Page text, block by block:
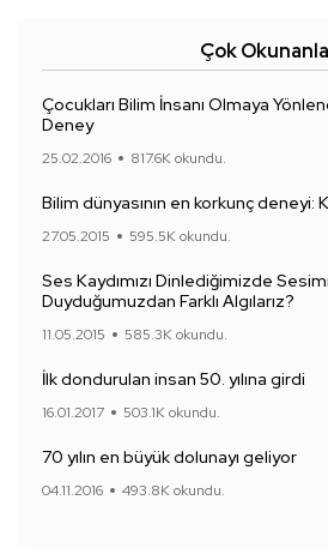
Çok
Çocukları Bilim İnsanı Olmaya
Deney
25.02.2016 817.6K okundu.
Bilim dünyasının en korkunç deneyi:
27.05.2015 595.5K okundu.
Ses Kaydımızı Dinlediğimizde
Duyduğumuzdan Farklı Algılarız?
11.05.2015 585.3K okundu.
İlk dondurulan insan 50. yılına girdi
16.01.2017 503.1K okundu.
70 yılın en büyük dolunayı geliyor
04.11.2016 493.8K okundu.